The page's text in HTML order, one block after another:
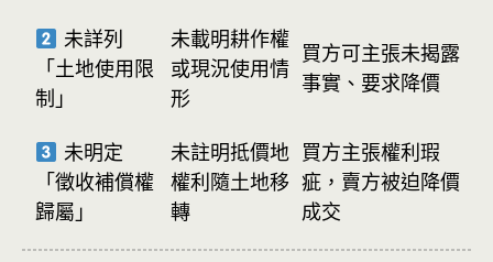
未詳列
「土地使用限
制」
未載明耕作權
或現況使用情
形
買方可主張未揭露
事實、要求降價
未明定
「徵收補償權
歸屬」
未註明抵價地
權利隨土地移
轉
買方主張權利瑕
疵，賣方被迫降價
成交